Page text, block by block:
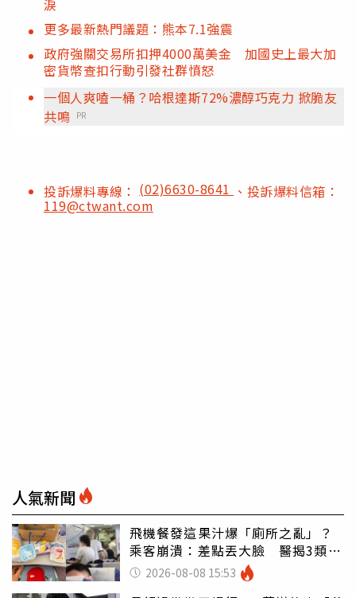
淚
更多最新熱門議題：熊本7.1強震
政府強關交易所扣押4000萬美金 加國史上最大加
密貨幣查扣行動引發社群憤怒
一個人爽嗑一桶？哈根達斯72%濃醇巧克力 掀脆友
共鳴 PR
投訴爆料專線： (02)6630-8641 、投訴爆料信箱：
119@ctwant.com
人氣新聞
飛機餐發這果汁爆「廁所之亂」？
乘客崩潰：差點丟大臉 醫揭3類人
別亂喝
2026-08-08 15:53